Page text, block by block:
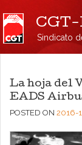
Sindicato
La hoja del
EADS
POSTED ON 2016-